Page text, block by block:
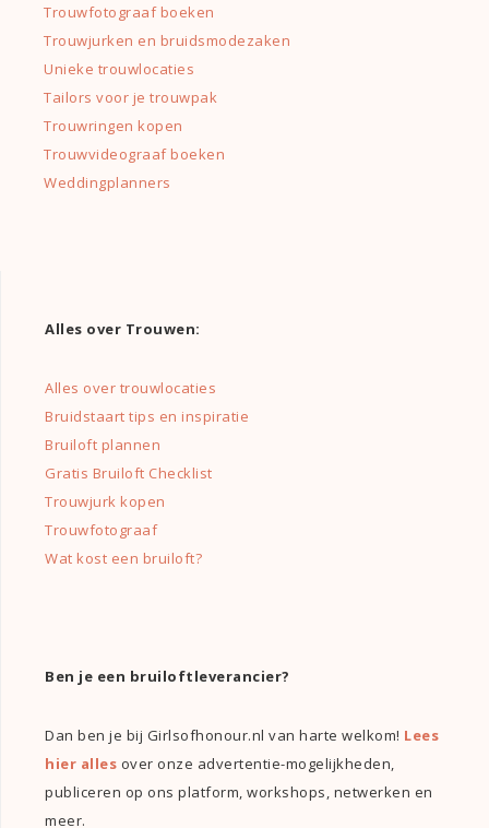
Trouwfotograaf boeken
Trouwjurken en bruidsmodezaken
Unieke trouwlocaties
Tailors voor je trouwpak
Trouwringen kopen
Trouwvideograaf boeken
Weddingplanners
Alles over Trouwen:
Alles over trouwlocaties
Bruidstaart tips en inspiratie
Bruiloft plannen
Gratis Bruiloft Checklist
Trouwjurk kopen
Trouwfotograaf
Wat kost een bruiloft?
Ben je een bruiloftleverancier?
Dan ben je bij Girlsofhonour.nl van harte welkom! Lees
hier alles over onze advertentie-mogelijkheden,
publiceren op ons platform, workshops, netwerken en
meer.